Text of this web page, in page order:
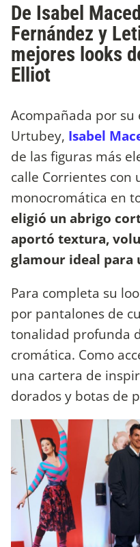
De Isabel
Fernández y
mejores looks
Elliot
Acompañada por su
Urtubey, Isabel
de las figuras más
calle Corrientes con
monocromática en
eligió un abrigo
aportó textura,
glamour ideal para
Para completa su
por pantalones de
tonalidad profunda
cromática. Como
una cartera de
dorados y botas de